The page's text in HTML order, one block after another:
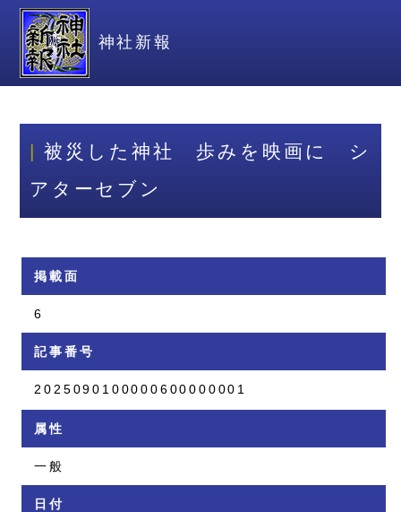
神社新報
被災した神社 歩みを映画に シ
アターセブン
掲載面
6
記事番号
2025090100000600000001
属性
一般
日付